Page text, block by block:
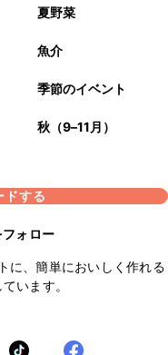
夏野菜
魚介
季節のイベント
秋（9–11月）
ドする
ォロー
に、簡単においしく作れる
います。